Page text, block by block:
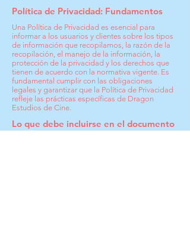
Política de Privacidad: Fundamentos
Una Política de Privacidad es esencial para
informar a los usuarios y clientes sobre los tipos
de información que recopilamos, la razón de la
recopilación, el manejo de la información, la
protección de la privacidad y los derechos que
tienen de acuerdo con la normativa vigente. Es
fundamental cumplir con las obligaciones
legales y garantizar que la Política de Privacidad
refleje las prácticas específicas de Dragon
Estudios de Cine.
Lo que debe incluirse en el documento